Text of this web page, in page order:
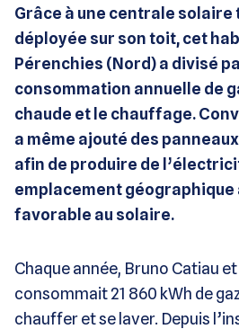
Grâce à une centrale solaire
déployée sur son toit, cet
Pérenchies (Nord) a divisé
consommation annuelle de
chaude et le chauffage.
a même ajouté des
afin de produire de
emplacement géographique
favorable au solaire.
Chaque année, Bruno Catiau
consommait 21 860 kWh de
chauffer et se laver. Depuis